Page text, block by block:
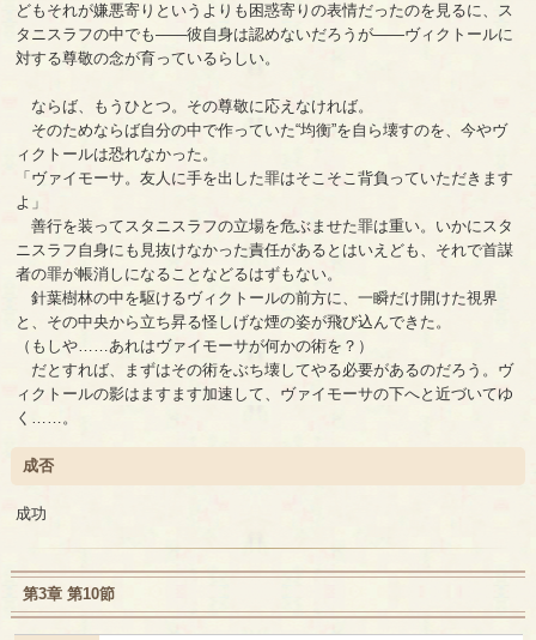
どもそれが嫌悪寄りというよりも困惑寄りの表情だったのを見るに、ス
タニスラフの中でも――彼自身は認めないだろうが――ヴィクトールに
対する尊敬の念が育っているらしい。
ならば、もうひとつ。その尊敬に応えなければ。
そのためならば自分の中で作っていた“均衡”を自ら壊すのを、今やヴ
ィクトールは恐れなかった。
「ヴァイモーサ。友人に手を出した罪はそこそこ背負っていただきます
よ」
善行を装ってスタニスラフの立場を危ぶませた罪は重い。いかにスタ
ニスラフ自身にも見抜けなかった責任があるとはいえども、それで首謀
者の罪が帳消しになることなどるはずもない。
針葉樹林の中を駆けるヴィクトールの前方に、一瞬だけ開けた視界
と、その中央から立ち昇る怪しげな煙の姿が飛び込んできた。
（もしや……あれはヴァイモーサが何かの術を？）
だとすれば、まずはその術をぶち壊してやる必要があるのだろう。ヴ
ィクトールの影はますます加速して、ヴァイモーサの下へと近づいてゆ
く……。
成否
成功
第3章 第10節